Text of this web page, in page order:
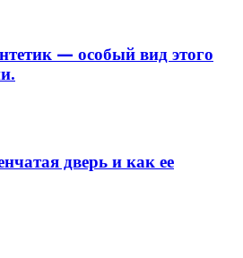
— особый вид этого
дверь и как ее